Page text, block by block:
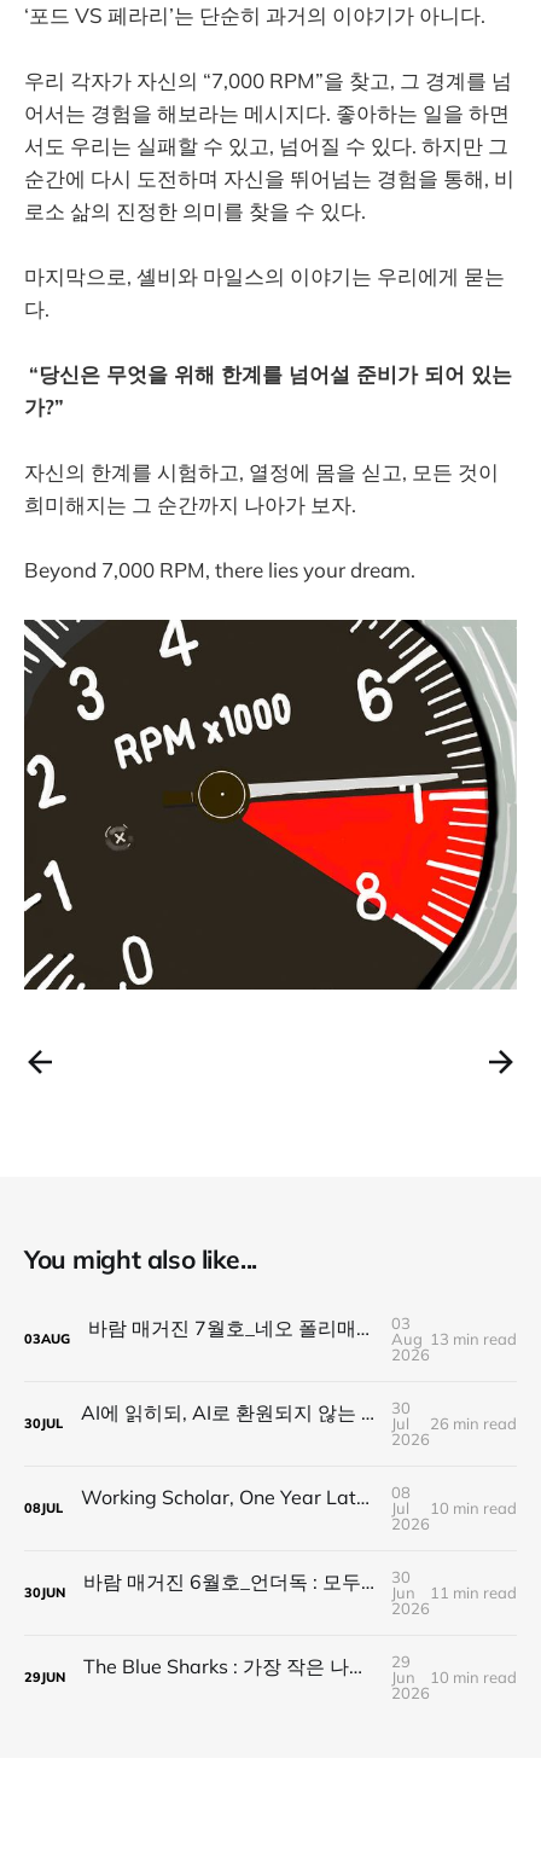
‘포드 VS 페라리’는 단순히 과거의 이야기가 아니다.
우리 각자가 자신의 “7,000 RPM”을 찾고, 그 경계를 넘
어서는 경험을 해보라는 메시지다. 좋아하는 일을 하면
서도 우리는 실패할 수 있고, 넘어질 수 있다. 하지만 그
순간에 다시 도전하며 자신을 뛰어넘는 경험을 통해, 비
로소 삶의 진정한 의미를 찾을 수 있다.
마지막으로, 셸비와 마일스의 이야기는 우리에게 묻는
다.
“당신은 무엇을 위해 한계를 넘어설 준비가 되어 있는
가?”
자신의 한계를 시험하고, 열정에 몸을 싣고, 모든 것이
희미해지는 그 순간까지 나아가 보자.
Beyond 7,000 RPM, there lies your dream.
You might also like...
03AUG 바람 매거진 7월호_네오 폴리매스 : 명함 한 줄에 갇히지 않는 사람들
03
Aug
2026
13 min read
30JUL AI에 읽히되, AI로 환원되지 않는 것 — 새로운 낭만의 시대, 브랜드와 비즈니스가 향해야 할 방향
30
Jul
2026
26 min read
08JUL Working Scholar, One Year Later : 1년 후, 다시 보내는 응원
08
Jul
2026
10 min read
30JUN 바람 매거진 6월호_언더독 : 모두가 가는 길을 가지 않는다, 나의 길을 만든다
30
Jun
2026
11 min read
29JUN The Blue Sharks : 가장 작은 나라가 만든 가장 넓은 연결
29
Jun
2026
10 min read